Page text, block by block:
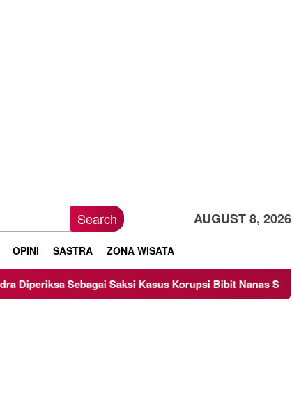
Search AUGUST 8, 2026
OPINI SASTRA ZONA WISATA
Saksi Kasus Korupsi Bibit Nanas Sulsel Rp 52,4 Miliar